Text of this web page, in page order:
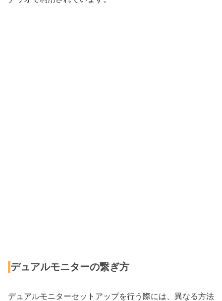
デュアルモニターの繋ぎ方
デュアルモニターセットアップを行う際には、異なる方法